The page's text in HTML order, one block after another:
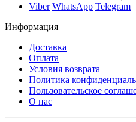
Viber WhatsApp Telegram
Информация
Доставка
Оплата
Условия возврата
Политика
Пользовательское
О нас